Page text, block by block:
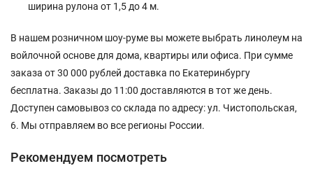
ширина рулона от 1,5 до 4 м.
В нашем розничном шоу-руме вы можете выбрать линолеум на
войлочной основе для дома, квартиры или офиса. При сумме
заказа от 30 000 рублей доставка по Екатеринбургу
бесплатна. Заказы до 11:00 доставляются в тот же день.
Доступен самовывоз со склада по адресу: ул. Чистопольская,
6. Мы отправляем во все регионы России.
Рекомендуем посмотреть